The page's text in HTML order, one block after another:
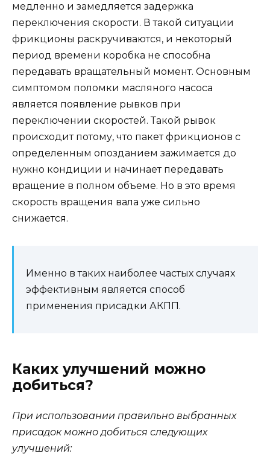
медленно и замедляется задержка
переключения скорости. В такой ситуации
фрикционы раскручиваются, и некоторый
период времени коробка не способна
передавать вращательный момент. Основным
симптомом поломки масляного насоса
является появление рывков при
переключении скоростей. Такой рывок
происходит потому, что пакет фрикционов с
определенным опозданием зажимается до
нужно кондиции и начинает передавать
вращение в полном объеме. Но в это время
скорость вращения вала уже сильно
снижается.
Именно в таких наиболее частых случаях
эффективным является способ
применения присадки АКПП.
Каких улучшений можно
добиться?
При использовании правильно выбранных
присадок можно добиться следующих
улучшений: